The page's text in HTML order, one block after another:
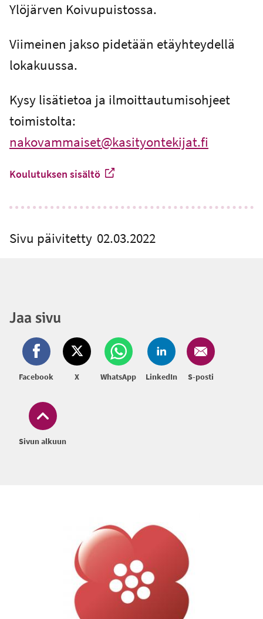
Ylöjärven Koivupuistossa.
Viimeinen jakso pidetään etäyhteydellä
lokakuussa.
Kysy lisätietoa ja ilmoittautumisohjeet
toimistolta:
nakovammaiset@kasityontekijat.fi
Koulutuksen sisältö
Sivu päivitetty 02.03.2022
Sivun alkuun
Jaa sivu
Facebook X WhatsApp LinkedIn S-posti